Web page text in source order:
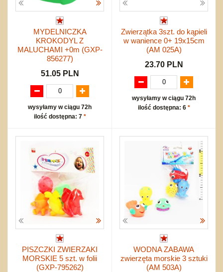
MYDELNICZKA
KROKODYL Z
MALUCHAMI +0m (GXP-
856277)
51.05 PLN
wysyłamy w ciągu 72h
ilość dostępna: 7 *
Zwierzątka 3szt. do kąpieli
w wanience 0+ 19x15cm
(AM 025A)
23.70 PLN
wysyłamy w ciągu 72h
ilość dostępna: 6 *
PISZCZKI ZWIERZAKI
MORSKIE 5 szt. w folii
(GXP-795262)
WODNA ZABAWA
zwierzęta morskie 3 sztuki
(AM 503A)